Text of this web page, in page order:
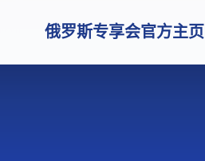
俄罗斯专享会官方主页